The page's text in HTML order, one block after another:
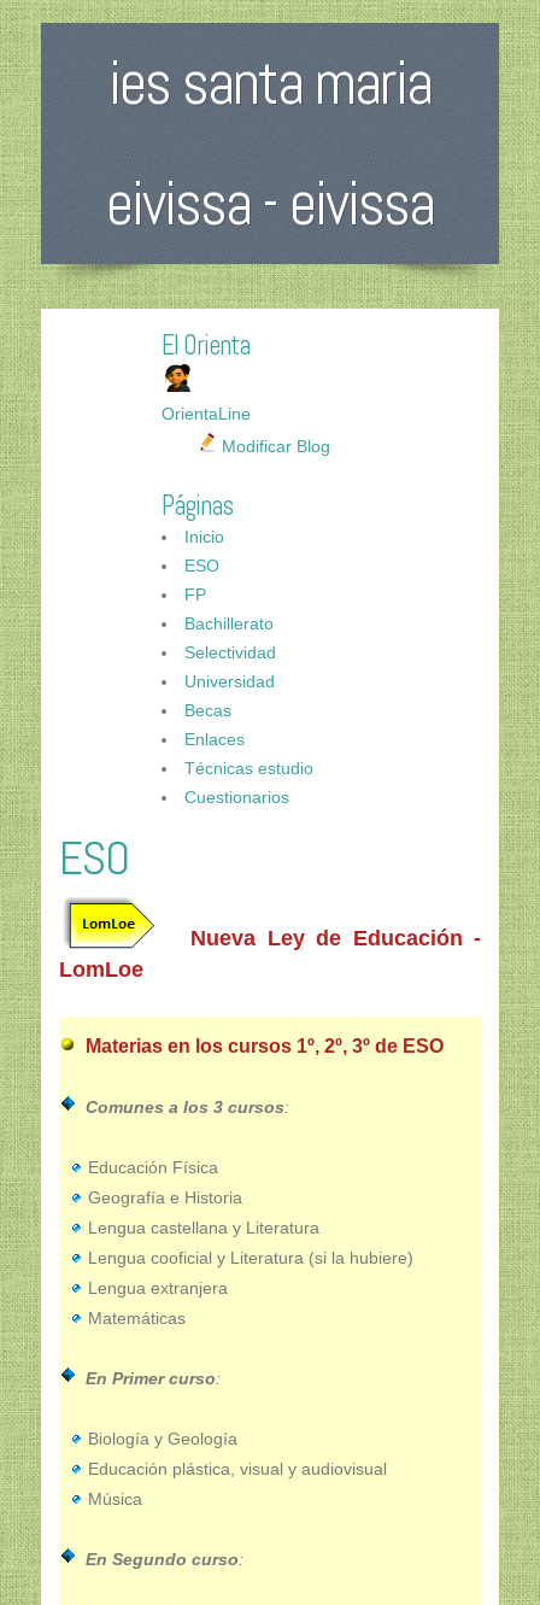
ies santa maria
eivissa - eivissa
El Orienta
OrientaLine
Modificar Blog
Páginas
Inicio
ESO
FP
Bachillerato
Selectividad
Universidad
Becas
Enlaces
Técnicas estudio
Cuestionarios
ESO
Nueva Ley de Educación -
LomLoe
Materias en los cursos 1º, 2º, 3º de ESO
Comunes a los 3 cursos:
Educación Física
Geografía e Historia
Lengua castellana y Literatura
Lengua cooficial y Literatura (si la hubiere)
Lengua extranjera
Matemáticas
En Primer curso:
Biología y Geología
Educación plástica, visual y audiovisual
Música
En Segundo curso: